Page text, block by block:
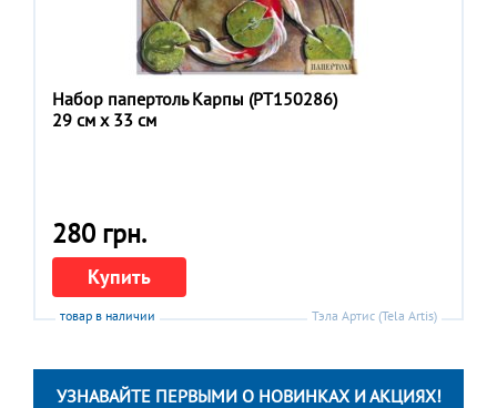
Набор папертоль Карпы (РТ150286)
29 см x 33 см
280 грн.
Купить
товар в наличии Тэла Артис (Tela Artis)
УЗНАВАЙТЕ ПЕРВЫМИ О НОВИНКАХ И АКЦИЯХ!